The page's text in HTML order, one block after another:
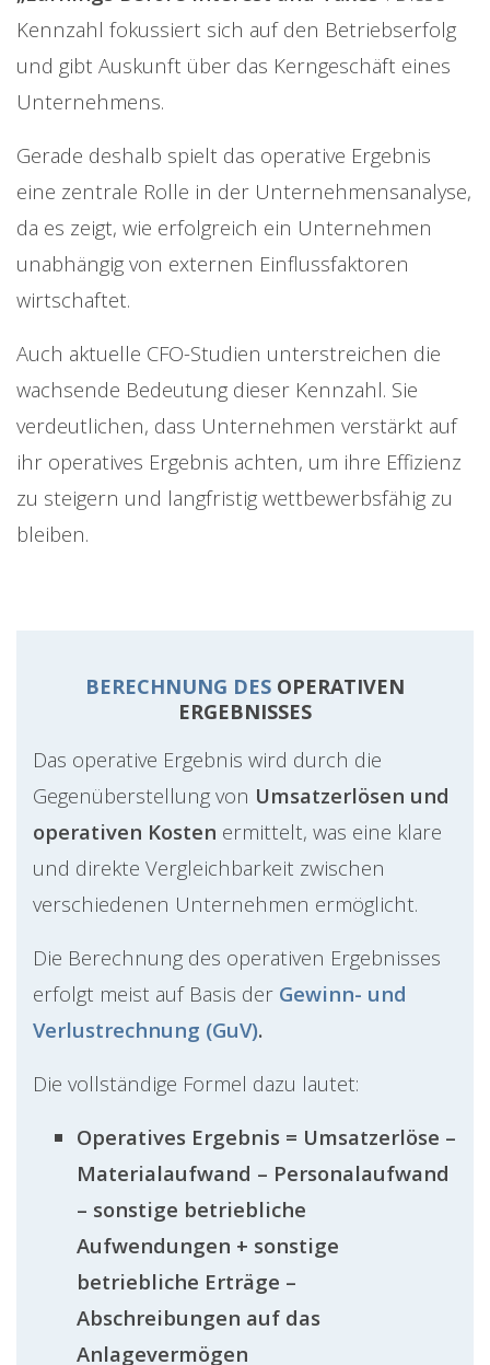
Kennzahl fokussiert sich auf den Betriebserfolg
und gibt Auskunft über das Kerngeschäft eines
Unternehmens.
Gerade deshalb spielt das operative Ergebnis
eine zentrale Rolle in der Unternehmensanalyse,
da es zeigt, wie erfolgreich ein Unternehmen
unabhängig von externen Einflussfaktoren
wirtschaftet.
Auch aktuelle CFO-Studien unterstreichen die
wachsende Bedeutung dieser Kennzahl. Sie
verdeutlichen, dass Unternehmen verstärkt auf
ihr operatives Ergebnis achten, um ihre Effizienz
zu steigern und langfristig wettbewerbsfähig zu
bleiben.
BERECHNUNG DES OPERATIVEN
ERGEBNISSES
Das operative Ergebnis wird durch die
Gegenüberstellung von Umsatzerlösen und
operativen Kosten ermittelt, was eine klare
und direkte Vergleichbarkeit zwischen
verschiedenen Unternehmen ermöglicht.
Die Berechnung des operativen Ergebnisses
erfolgt meist auf Basis der Gewinn- und
Verlustrechnung (GuV).
Die vollständige Formel dazu lautet:
Operatives Ergebnis = Umsatzerlöse –
Materialaufwand – Personalaufwand
– sonstige betriebliche
Aufwendungen + sonstige
betriebliche Erträge –
Abschreibungen auf das
Anlagevermögen